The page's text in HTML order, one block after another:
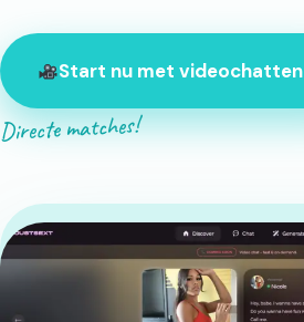
Start nu met videochatten
Directe matches!